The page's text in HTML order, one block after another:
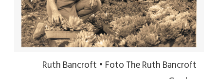
Ruth Bancroft • Foto The Ruth Bancroft